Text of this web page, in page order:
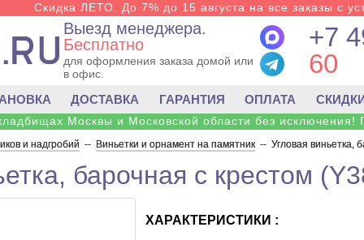
Скидка ЛЕТО. До 7% до 15 августа на все заказы с
Выезд менеджера.
Бесплатно
для оформления заказа домой или
в офис.
+7
60
ДОСТАВКА ГАРАНТИЯ ОПЛАТА
Москвы и Московской области без исключения!
и надгробий -- Виньетки и орнамент на памятник -- Угловая виньетка,
барочная с крестом
ХАРАКТЕРИСТИКИ :